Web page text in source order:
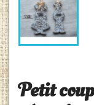
Petit